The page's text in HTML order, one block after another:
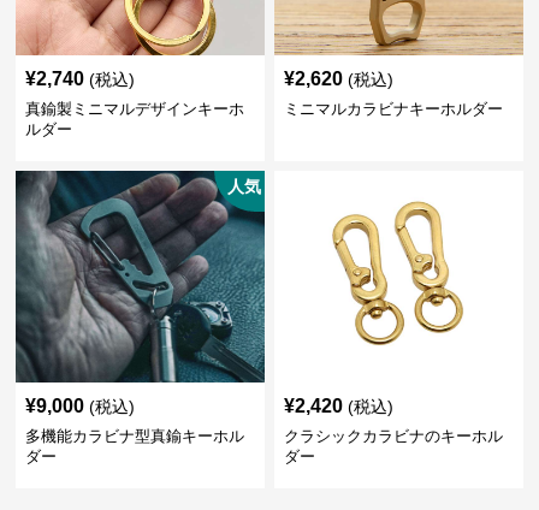
¥2,740 (税込)
真鍮製ミニマルデザインキーホ
ルダー
¥2,620 (税込)
ミニマルカラビナキーホルダー
人気
¥9,000 (税込)
多機能カラビナ型真鍮キーホル
ダー
¥2,420 (税込)
クラシックカラビナのキーホル
ダー